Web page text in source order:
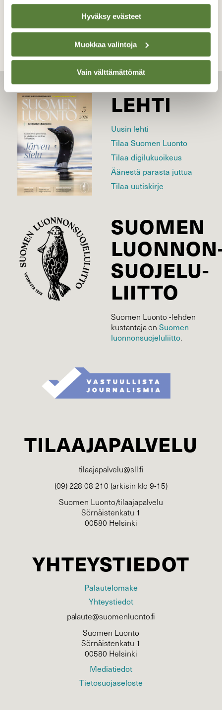
Hyväksy evästeet
Muokkaa valintoja
Vain välttämättömät
LEHTI
Uusin lehti
Tilaa Suomen Luonto
Tilaa digilukuoikeus
Äänestä parasta juttua
Tilaa uutiskirje
SUOMEN
SUOJELU­
LIITTO
Suomen Luonto -lehden
kustantaja onSuomen
luonnonsuojelu­liitto.
TILAAJAPALVELU
tilaajapalvelu@sll.fi
(09) 228 08 210 (arkisin klo 9-15)
Suomen Luonto/tilaajapalvelu
Sörnäistenkatu 1
00580 Helsinki
YHTEYSTIEDOT
Palautelomake
Yhteystiedot
palaute@suomenluonto.fi
Suomen Luonto
Sörnäistenkatu 1
00580 Helsinki
Mediatiedot
Tietosuojaseloste